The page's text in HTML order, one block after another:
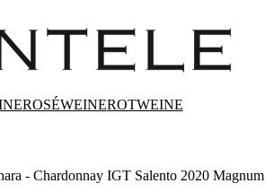
ROSÉWEINEROTWEINE
- Chardonnay IGT Salento 2020 Magnum